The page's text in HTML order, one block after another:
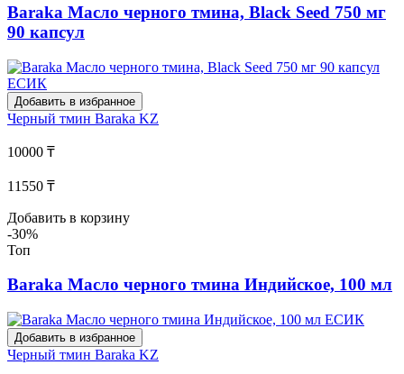
Baraka Масло черного тмина, Black Seed 750 мг
90 капсул
Добавить в избранное
Черный тмин Baraka KZ
10000 ₸
11550 ₸
Добавить в корзину
-30%
Топ
Baraka Масло черного тмина Индийское, 100 мл
Добавить в избранное
Черный тмин Baraka KZ